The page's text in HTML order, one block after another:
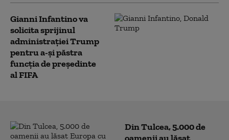
Gianni Infantino va
solicita sprijinul
administraţiei Trump
pentru a-şi păstra
funcţia de preşedinte
al FIFA
Din Tulcea, 5.000 de